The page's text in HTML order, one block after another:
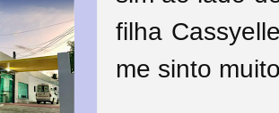
filha
me sinto